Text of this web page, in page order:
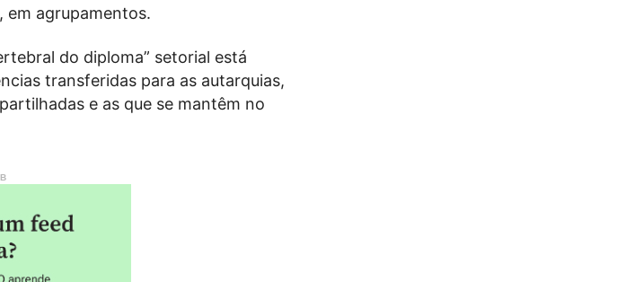
em agrupamentos.
do diploma” setorial está
transferidas para as autarquias,
e as que se mantêm no